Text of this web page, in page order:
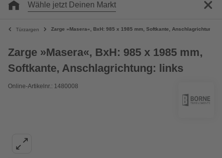
Wähle jetzt Deinen Markt
Türzargen Zarge »Masera«, BxH: 985 x 1985 mm, Softkante, Anschlagrichtung:
Zarge »Masera«, BxH: 985 x 1985 mm,
Softkante, Anschlagrichtung: links
Online-Artikelnr.: 1480008